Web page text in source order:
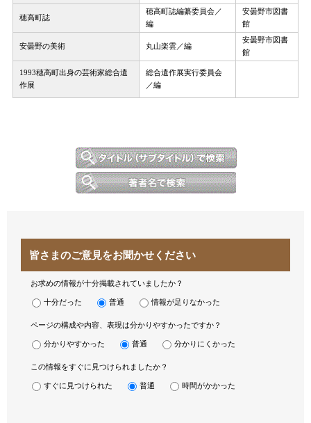
穂高町誌
穂高町誌編纂委員会／
編
安曇野市図書
館
安曇野の美術 丸山楽雲／編
安曇野市図書
館
1993穂高町出身の芸術家総合遺
作展
総合遺作展実行委員会
／編
皆さまのご意見をお聞かせください
お求めの情報が十分掲載されていましたか？
十分だった 普通 情報が足りなかった
ページの構成や内容、表現は分かりやすかったですか？
分かりやすかった 普通 分かりにくかった
この情報をすぐに見つけられましたか？
すぐに見つけられた 普通 時間がかかった